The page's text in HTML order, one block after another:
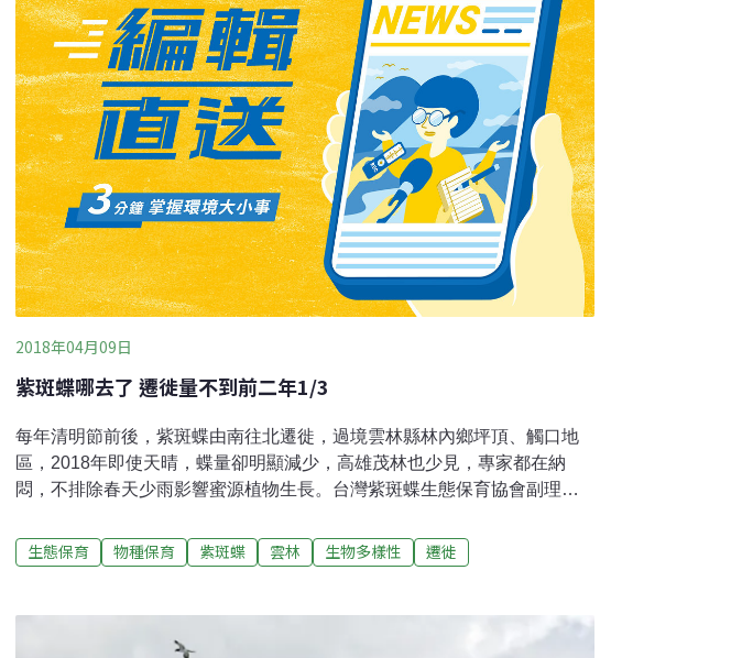
次，也是歷年僅見，今年可望再現群蝶飛舞天空奇景。張維崢表示，因為
暖冬雨量
2018年04月09日
紫斑蝶哪去了 遷徙量不到前二年1/3
每年清明節前後，紫斑蝶由南往北遷徙，過境雲林縣林內鄉坪頂、觸口地
區，2018年即使天晴，蝶量卻明顯減少，高雄茂林也少見，專家都在納
悶，不排除春天少雨影響蜜源植物生長。台灣紫斑蝶生態保育協會副理事
顯減少，林內觸口零星少見，高雄茂林也未見紫斑蝶飛出。陳瑞祥指出，
原本期待紫斑蝶新生代會現身，但是至今失望，蝶況不佳的原因，不排除
素，可能受到清明節連假期間的沙塵超量影響，空品不佳且日夜溫差大。
陳瑞祥指出，2018年3月中旬以來連日天晴，紫斑蝶先頭部隊現蹤，單日雖
生態保育 物種保育 紫斑蝶 雲林 生物多樣性 遷徙